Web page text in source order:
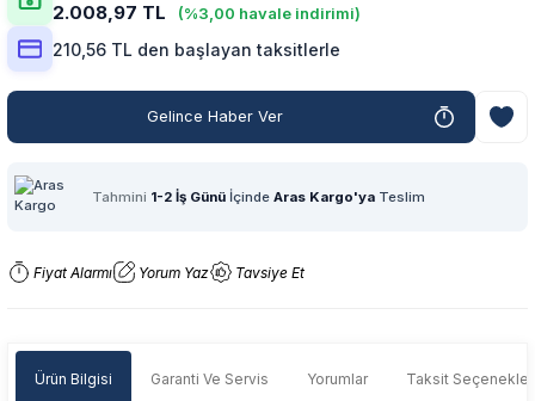
2.008,97 TL (%3,00 havale indirimi)
210,56 TL den başlayan taksitlerle
Gelince Haber Ver
Tahmini 1-2 İş Günü İçinde Aras Kargo'ya Teslim
Fiyat Alarmı Yorum Yaz Tavsiye Et
Ürün Bilgisi Garanti Ve Servis Yorumlar Taksit